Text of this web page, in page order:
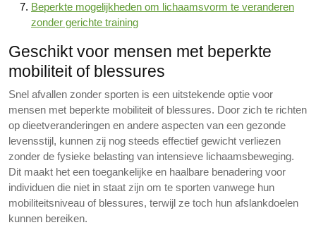
Beperkte mogelijkheden om lichaamsvorm te veranderen
zonder gerichte training
Geschikt voor mensen met beperkte
mobiliteit of blessures
Snel afvallen zonder sporten is een uitstekende optie voor
mensen met beperkte mobiliteit of blessures. Door zich te richten
op dieetveranderingen en andere aspecten van een gezonde
levensstijl, kunnen zij nog steeds effectief gewicht verliezen
zonder de fysieke belasting van intensieve lichaamsbeweging.
Dit maakt het een toegankelijke en haalbare benadering voor
individuen die niet in staat zijn om te sporten vanwege hun
mobiliteitsniveau of blessures, terwijl ze toch hun afslankdoelen
kunnen bereiken.